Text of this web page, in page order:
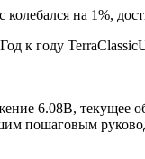
колебался на 1%,
Год к году
6.08B,
пошаговым